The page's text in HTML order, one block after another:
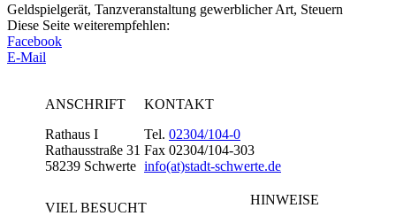
Geldspielgerät, Tanzveranstaltung gewerblicher Art, Steuern
Diese Seite weiterempfehlen:
Facebook
E-Mail
ANSCHRIFT
Rathaus I
Rathausstraße 31
58239 Schwerte
KONTAKT
Tel. 02304/104-0
Fax 02304/104-303
info(at)stadt-schwerte.de
VIEL BESUCHT
HINWEISE